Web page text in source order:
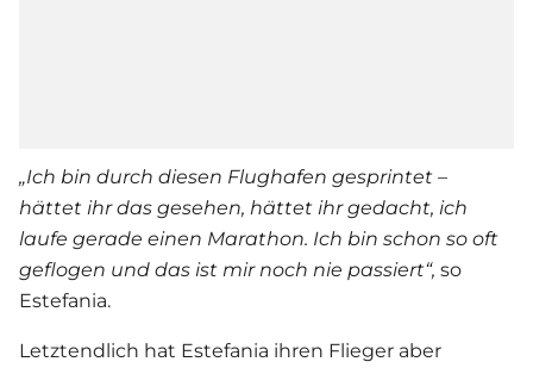
„Ich bin durch diesen Flughafen gesprintet –
hättet ihr das gesehen, hättet ihr gedacht, ich
laufe gerade einen Marathon. Ich bin schon so oft
geflogen und das ist mir noch nie passiert“, so
Estefania.
Letztendlich hat Estefania ihren Flieger aber